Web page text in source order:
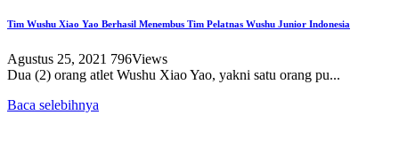
Tim Wushu Xiao Yao Berhasil Menembus Tim Pelatnas Wushu Junior Indonesia
Agustus 25, 2021 796Views
Dua (2) orang atlet Wushu Xiao Yao, yakni satu orang pu...
Baca selebihnya